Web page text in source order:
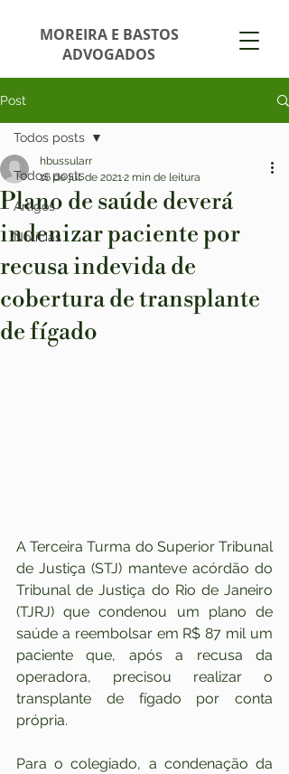
MOREIRA E BASTOS
ADVOGADOS
Post
Todos posts
Artigos
Notícias
Todos posts
Plano de saúde deverá
indenizar paciente por
recusa indevida de
cobertura de transplante
de fígado
hbussularr
16 de jul. de 20212 min de leitura
A Terceira Turma do Superior Tribunal
de Justiça (STJ) manteve acórdão do
Tribunal de Justiça do Rio de Janeiro
(TJRJ) que condenou um plano de
saúde a reembolsar em R$ 87 mil um
paciente que, após a recusa da
operadora, precisou realizar o
transplante de fígado por conta
própria.
Para o colegiado, a condenação da